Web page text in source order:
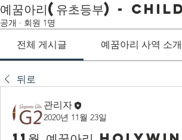
예꿈아리(유초등부) -
공개 · 회원 1명
전체 게시글 예꿈아리 사역 소개
뒤로
관리자
2020년 11월 23일